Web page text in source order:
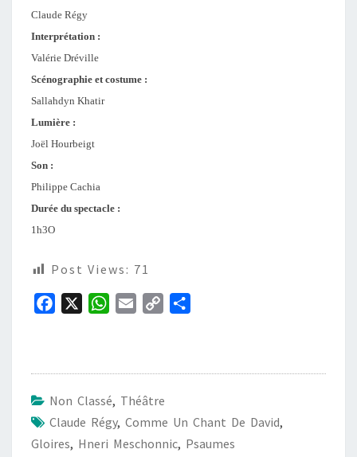
Claude Régy
Interprétation :
Valérie Dréville
Scénographie et costume :
Sallahdyn Khatir
Lumière :
Joël Hourbeigt
Son :
Philippe Cachia
Durée du spectacle :
1h3O
Post Views: 71
o
o
k
W
A
p
p
i
n
k
e
r
Non Classé, Théâtre
Claude Régy, Comme Un Chant De David,
Gloires, Hneri Meschonnic, Psaumes